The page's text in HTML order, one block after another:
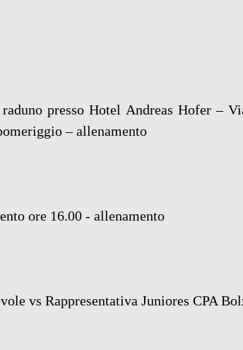
presso Hotel Andreas Hofer –
– allenamento
ore 16.00 - allenamento
vs Rappresentativa Juniores CPA